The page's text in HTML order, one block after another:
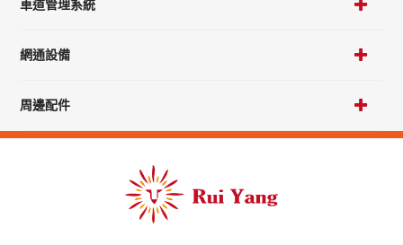
車道管理系統
網通設備
周邊配件